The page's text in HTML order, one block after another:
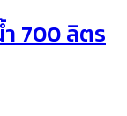
ำ 700 ลิตร